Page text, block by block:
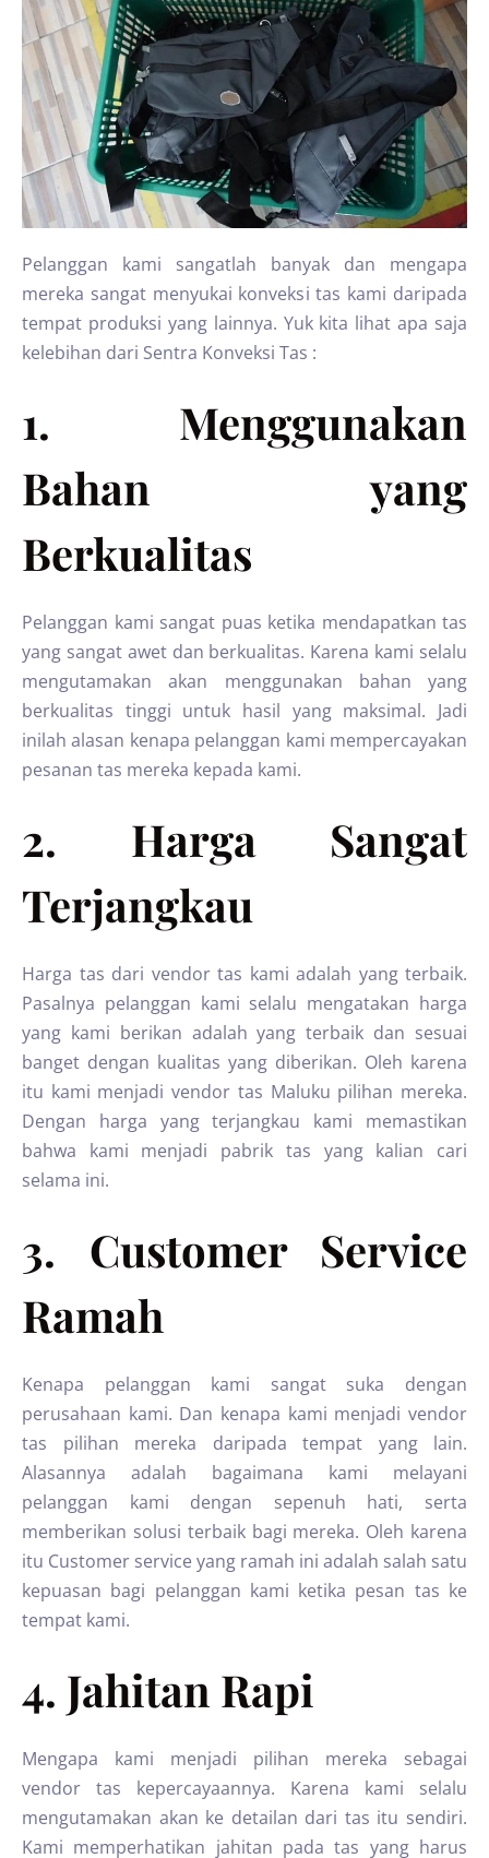
Pelanggan kami sangatlah banyak dan mengapa
mereka sangat menyukai konveksi tas kami daripada
tempat produksi yang lainnya. Yuk kita lihat apa saja
kelebihan dari Sentra Konveksi Tas :
1. Menggunakan
Bahan yang
Berkualitas
Pelanggan kami sangat puas ketika mendapatkan tas
yang sangat awet dan berkualitas. Karena kami selalu
mengutamakan akan menggunakan bahan yang
berkualitas tinggi untuk hasil yang maksimal. Jadi
inilah alasan kenapa pelanggan kami mempercayakan
pesanan tas mereka kepada kami.
2. Harga Sangat
Terjangkau
Harga tas dari vendor tas kami adalah yang terbaik.
Pasalnya pelanggan kami selalu mengatakan harga
yang kami berikan adalah yang terbaik dan sesuai
banget dengan kualitas yang diberikan. Oleh karena
itu kami menjadi vendor tas Maluku pilihan mereka.
Dengan harga yang terjangkau kami memastikan
bahwa kami menjadi pabrik tas yang kalian cari
selama ini.
3. Customer Service
Ramah
Kenapa pelanggan kami sangat suka dengan
perusahaan kami. Dan kenapa kami menjadi vendor
tas pilihan mereka daripada tempat yang lain.
Alasannya adalah bagaimana kami melayani
pelanggan kami dengan sepenuh hati, serta
memberikan solusi terbaik bagi mereka. Oleh karena
itu Customer service yang ramah ini adalah salah satu
kepuasan bagi pelanggan kami ketika pesan tas ke
tempat kami.
4. Jahitan Rapi
Mengapa kami menjadi pilihan mereka sebagai
vendor tas kepercayaannya. Karena kami selalu
mengutamakan akan ke detailan dari tas itu sendiri.
Kami memperhatikan jahitan pada tas yang harus